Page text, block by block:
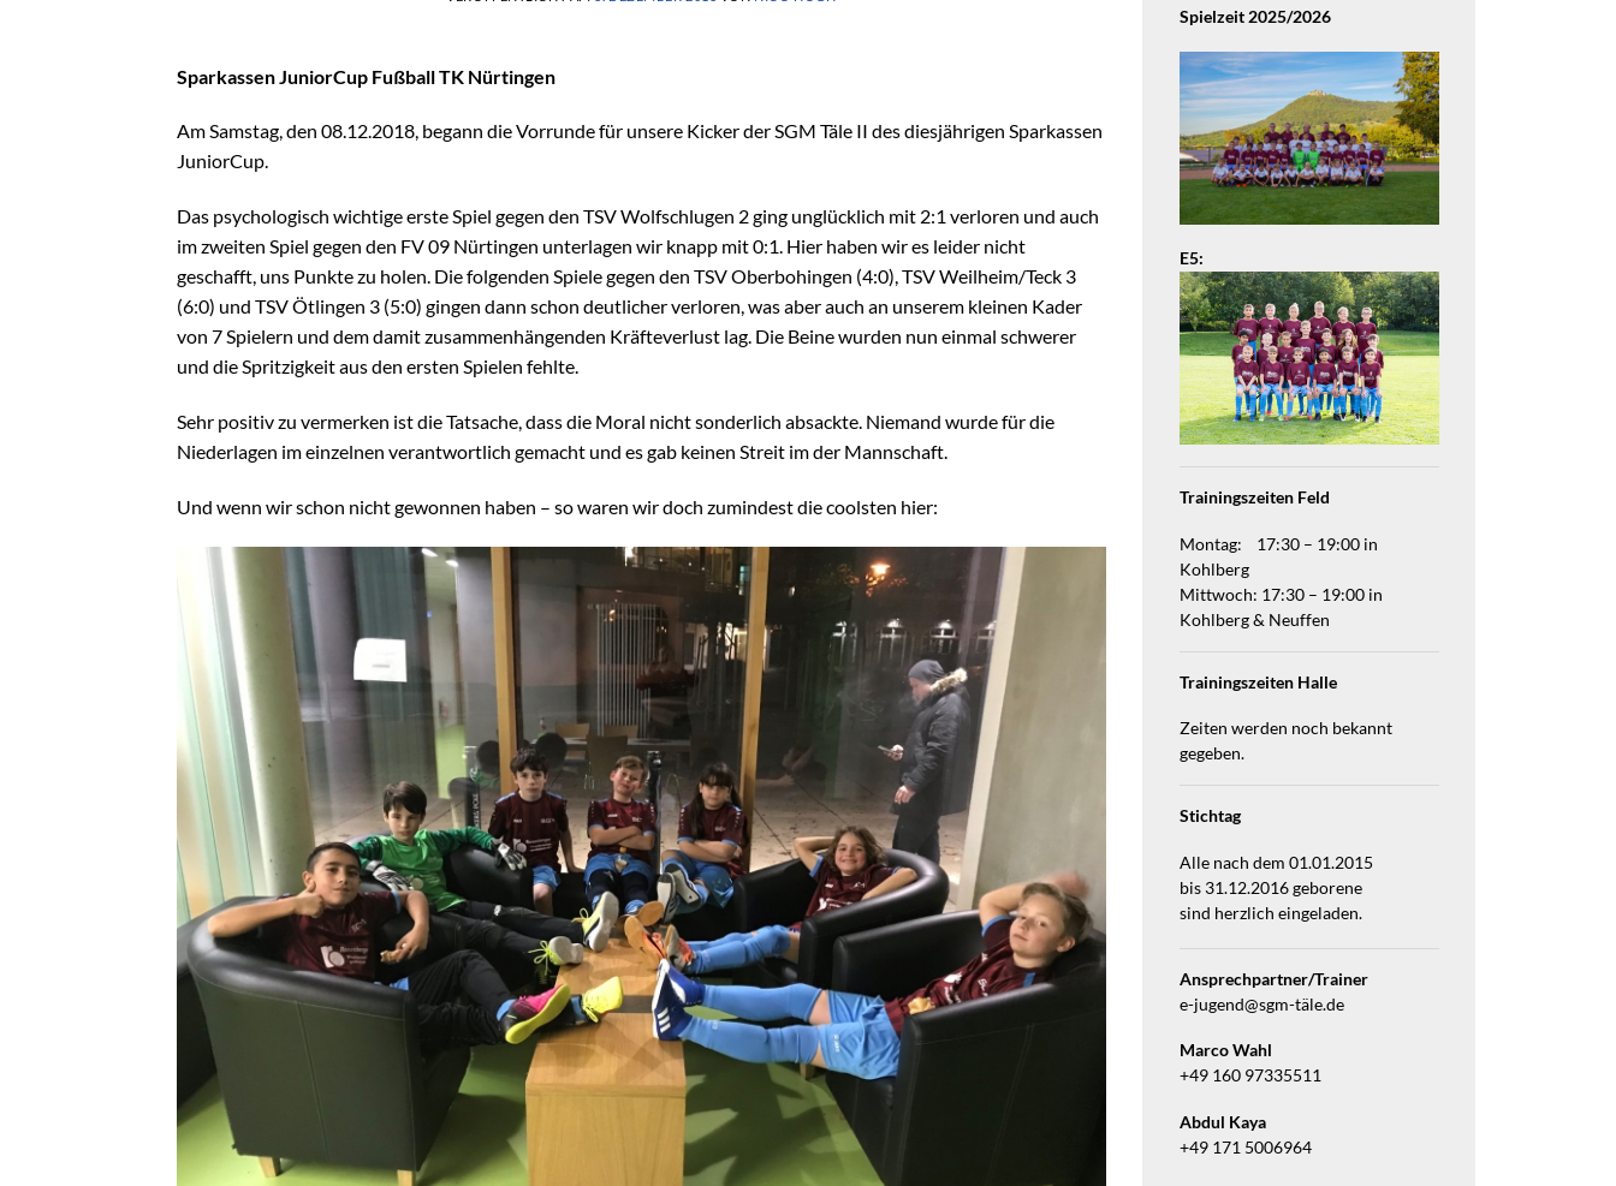
Sparkassen JuniorCup Fußball TK Nürtingen
Am Samstag, den 08.12.2018, begann die Vorrunde für unsere Kicker der SGM Täle II des diesjährigen Sparkassen
JuniorCup.
Das psychologisch wichtige erste Spiel gegen den TSV Wolfschlugen 2 ging unglücklich mit 2:1 verloren und auch
im zweiten Spiel gegen den FV 09 Nürtingen unterlagen wir knapp mit 0:1. Hier haben wir es leider nicht
geschafft, uns Punkte zu holen. Die folgenden Spiele gegen den TSV Oberbohingen (4:0), TSV Weilheim/Teck 3
(6:0) und TSV Ötlingen 3 (5:0) gingen dann schon deutlicher verloren, was aber auch an unserem kleinen Kader
von 7 Spielern und dem damit zusammenhängenden Kräfteverlust lag. Die Beine wurden nun einmal schwerer
und die Spritzigkeit aus den ersten Spielen fehlte.
Sehr positiv zu vermerken ist die Tatsache, dass die Moral nicht sonderlich absackte. Niemand wurde für die
Niederlagen im einzelnen verantwortlich gemacht und es gab keinen Streit im der Mannschaft.
Und wenn wir schon nicht gewonnen haben – so waren wir doch zumindest die coolsten hier:
Spielzeit 2025/2026
E5:
Trainingszeiten Feld
Montag: 17:30 – 19:00 in
Kohlberg
Mittwoch: 17:30 – 19:00 in
Kohlberg & Neuffen
Trainingszeiten Halle
Zeiten werden noch bekannt
gegeben.
Stichtag
Alle nach dem 01.01.2015
bis 31.12.2016 geborene
sind herzlich eingeladen.
Ansprechpartner/Trainer
e-jugend@sgm-täle.de
Marco Wahl
+49 160 97335511
Abdul Kaya
+49 171 5006964